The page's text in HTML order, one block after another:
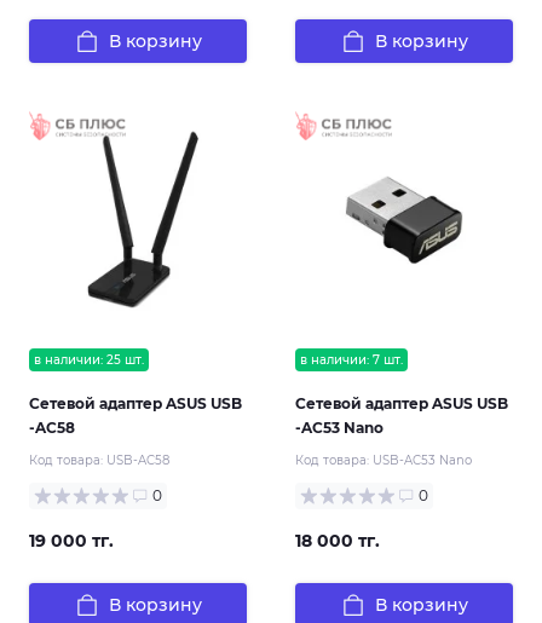
В корзину В корзину
в наличии: 25 шт.
Сетевой адаптер ASUS USB
-AC58
Код товара: USB-AC58
0
19 000 тг.
В корзину
в наличии: 7 шт.
Сетевой адаптер ASUS USB
-AC53 Nano
Код товара: USB-AC53 Nano
0
18 000 тг.
В корзину